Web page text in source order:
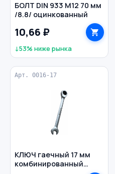
БОЛТ DIN 933 M12 70 мм
/8.8/ оцинкованный
10,66 ₽
↓53% ниже рынка
Арт. 0016-17
КЛЮЧ гаечный 17 мм
комбинированный